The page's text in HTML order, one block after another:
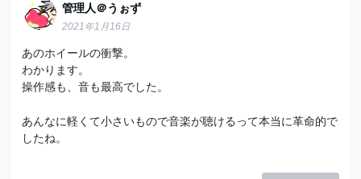
管理人＠うぉず
2021年1月16日
あのホイールの衝撃。
わかります。
操作感も、音も最高でした。
あんなに軽くて小さいもので音楽が聴けるって本当に革命的で
したね。